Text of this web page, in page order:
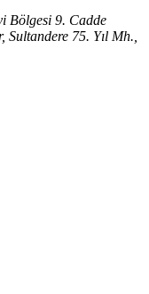
Bölgesi 9. Cadde
75. Yıl Mh.,